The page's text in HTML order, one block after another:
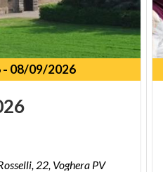
- 08/09/2026
22, Voghera PV